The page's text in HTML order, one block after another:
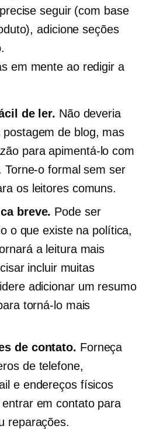
seguir (com base
adicione seções
em mente ao redigir a
de ler. Não deveria
de blog, mas
para apimentá-lo com
Torne-o formal sem ser
os leitores comuns.
breve. Pode ser
o que existe na política,
a leitura mais
incluir muitas
adicionar um resumo
torná-lo mais
de contato. Forneça
de telefone,
e endereços físicos
em contato para
reparações.